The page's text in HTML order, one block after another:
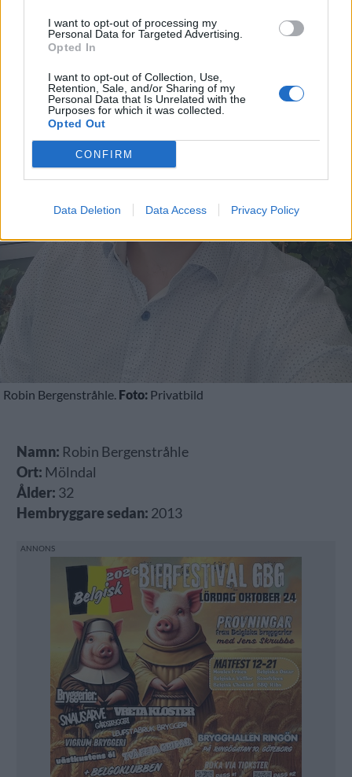
I want to opt-out of processing my
Personal Data for Targeted Advertising.
Opted In
I want to opt-out of Collection, Use,
Retention, Sale, and/or Sharing of my
Personal Data that Is Unrelated with the
Purposes for which it was collected.
Opted Out
CONFIRM
Data Deletion Data Access Privacy Policy
Robin Bergenstråhle. Foto: Privatbild
Namn: Robin Bergenstråhle
Ort: Mölndal
Ålder: 32
Hembryggare sedan: 2013